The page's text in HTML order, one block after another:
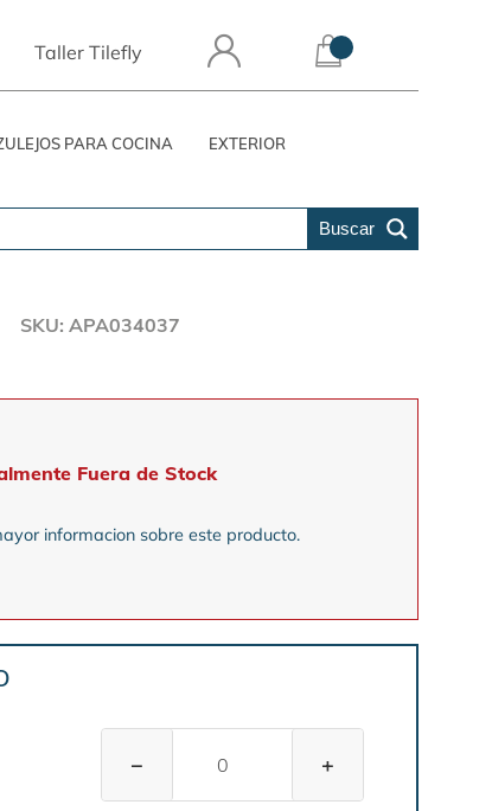
Taller Tilefly
PARA COCINA EXTERIOR
Buscar
SKU: APA034037
Fuera de Stock
informacion sobre este producto.
− +